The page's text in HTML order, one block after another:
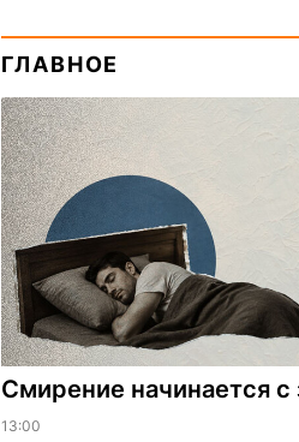
ГЛАВНОЕ
Смирение начинается с
13:00